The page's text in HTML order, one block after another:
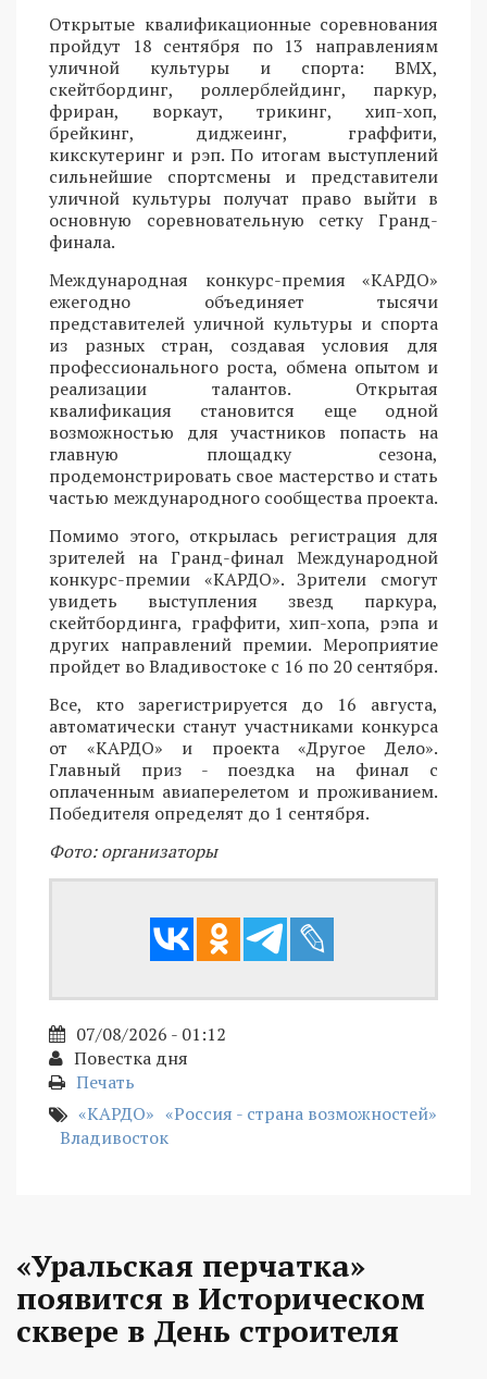
Открытые квалификационные соревнования
пройдут 18 сентября по 13 направлениям
уличной культуры и спорта: BMX,
скейтбординг, роллерблейдинг, паркур,
фриран, воркаут, трикинг, хип-хоп,
брейкинг, диджеинг, граффити,
кикскутеринг и рэп. По итогам выступлений
сильнейшие спортсмены и представители
уличной культуры получат право выйти в
основную соревновательную сетку Гранд-
финала.
Международная конкурс-премия «КАРДО»
ежегодно объединяет тысячи
представителей уличной культуры и спорта
из разных стран, создавая условия для
профессионального роста, обмена опытом и
реализации талантов. Открытая
квалификация становится еще одной
возможностью для участников попасть на
главную площадку сезона,
продемонстрировать свое мастерство и стать
частью международного сообщества проекта.
Помимо этого, открылась регистрация для
зрителей на Гранд-финал Международной
конкурс-премии «КАРДО». Зрители смогут
увидеть выступления звезд паркура,
скейтбординга, граффити, хип-хопа, рэпа и
других направлений премии. Мероприятие
пройдет во Владивостоке с 16 по 20 сентября.
Все, кто зарегистрируется до 16 августа,
автоматически станут участниками конкурса
от «КАРДО» и проекта «Другое Дело».
Главный приз - поездка на финал с
оплаченным авиаперелетом и проживанием.
Победителя определят до 1 сентября.
Фото: организаторы
07/08/2026 - 01:12
Повестка дня
Печать
«КАРДО» «Россия - страна возможностей»
Владивосток
«Уральская перчатка»
появится в Историческом
сквере в День строителя